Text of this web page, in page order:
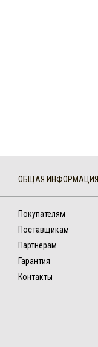
ОБЩАЯ ИНФОРМАЦИЯ
Покупателям
Поставщикам
Партнерам
Гарантия
Контакты